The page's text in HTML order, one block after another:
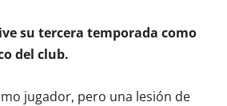
su tercera temporada como
del club.
jugador, pero una lesión de